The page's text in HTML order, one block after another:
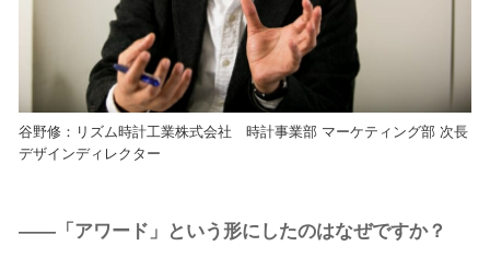
谷野修：リズム時計工業株式会社 時計事業部 マーケティング部 次長
デザインディレクター
――「アワード」という形にしたのはなぜですか？